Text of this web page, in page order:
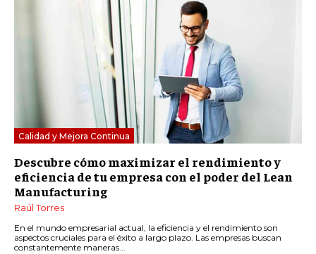
Calidad y Mejora Continua
Descubre cómo maximizar el rendimiento y
eficiencia de tu empresa con el poder del Lean
Manufacturing
Raúl Torres
En el mundo empresarial actual, la eficiencia y el rendimiento son
aspectos cruciales para el éxito a largo plazo. Las empresas buscan
constantemente maneras...